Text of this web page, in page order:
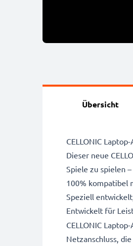
Übersicht
CELLONIC
Dieser neue
Spiele zu spielen
100% kompatibel
Speziell
Entwickelt für
CELLONIC
Netzanschluss,